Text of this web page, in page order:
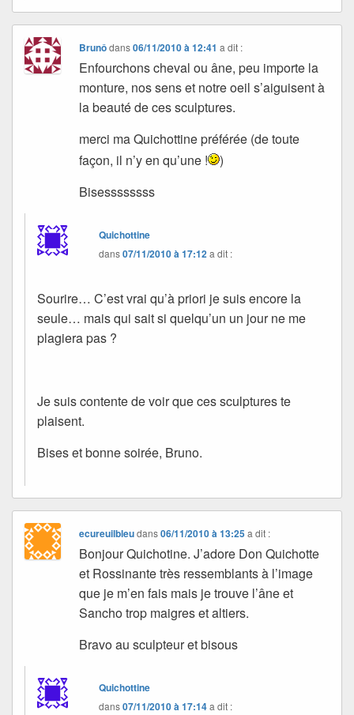
Brunôdans06/11/2010 à 12:41 a dit :
Enfourchons cheval ou âne, peu importe la
monture, nos sens et notre oeil s’aiguisent à
la beauté de ces sculptures.
merci ma Quichottine préférée (de toute
façon, il n’y en qu’une !
)
Bisessssssss
Quichottine
dans07/11/2010 à 17:12a dit :
Sourire… C’est vrai qu’à priori je suis encore la
seule… mais qui sait si quelqu’un un jour ne me
plagiera pas ?
Je suis contente de voir que ces sculptures te
plaisent.
Bises et bonne soirée, Bruno.
ecureuilbleudans06/11/2010 à 13:25 a dit :
Bonjour Quichotine. J’adore Don Quichotte
et Rossinante très ressemblants à l’image
que je m’en fais mais je trouve l’âne et
Sancho trop maigres et altiers.
Bravo au sculpteur et bisous
Quichottine
dans07/11/2010 à 17:14a dit :